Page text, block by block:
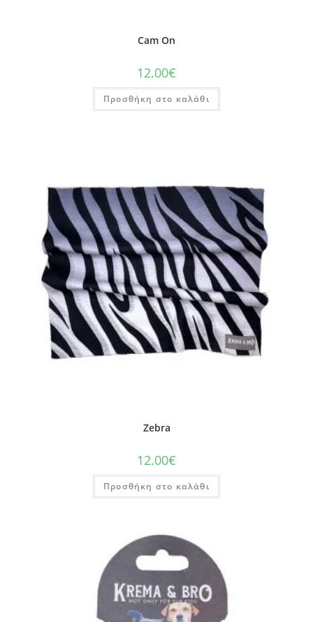
Cam On
12.00€
Προσθήκη στο καλάθι
Zebra
12.00€
Προσθήκη στο καλάθι